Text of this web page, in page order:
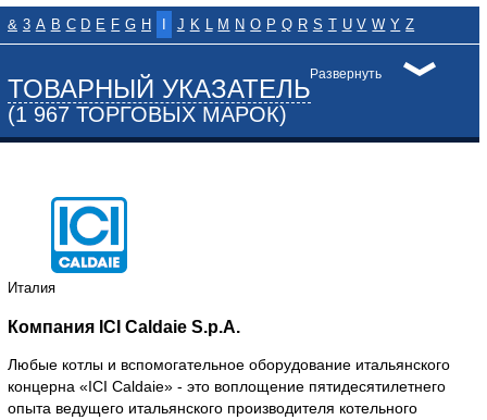
& 3 A B C D E F G H J K L M N O P Q R S T U V W Y Z
Развернуть
ТОВАРНЫЙ УКАЗАТЕЛЬ
(1 967 ТОРГОВЫХ МАРОК)
Италия
Компания ICI Caldaie S.p.A.
Любые котлы и вспомогательное оборудование итальянского
концерна «ICI Caldaie» - это воплощение пятидесятилетнего
опыта ведущего итальянского производителя котельного